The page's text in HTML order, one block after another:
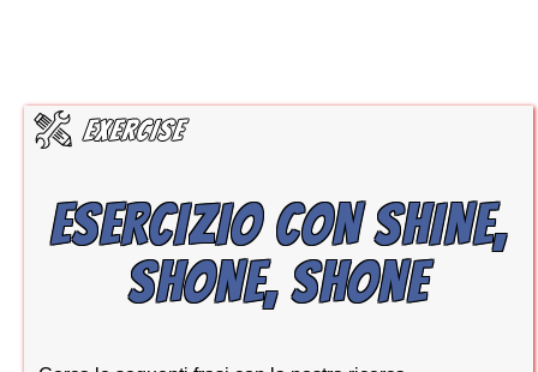
ESERCIZIO CON SHINE,
SHONE, SHONE